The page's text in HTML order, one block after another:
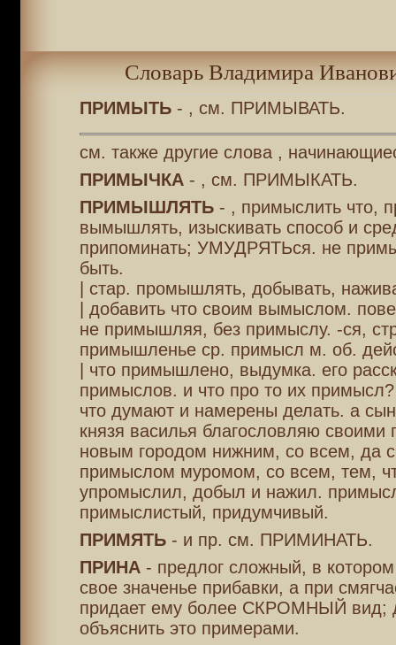
Словарь Владимира
ПРИМЫТЬ- , см. ПРИМЫВАТЬ.
см. также другие слова ,
ПРИМЫЧКА- , см. ПРИМЫКАТЬ.
ПРИМЫШЛЯТЬ- , примыслить что,
вымышлять, изыскивать способ и
припоминать; УМУДРЯТЬся. не
быть.
| стар. промышлять, добывать,
| добавить что своим вымыслом.
не примышляя, без примыслу. -ся,
примышленье ср. примысл м. об.
| что примышлено, выдумка. его
примыслов. и что про то их
что думают и намерены делать. а
князя василья благословляю
новым городом нижним, со всем, да
примыслом муромом, со всем, тем,
упромыслил, добыл и нажил.
примыслистый, придумчивый.
ПРИМЯТЬ- и пр. см. ПРИМИНАТЬ.
ПРИНА- предлог сложный, в котором
свое значенье прибавки, а при
придает ему более СКРОМНЫЙ вид;
объяснить это примерами.